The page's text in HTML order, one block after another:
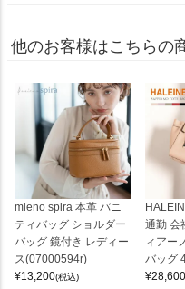
他のお客様はこちらの
mieno spira 本革 バニ
ティバッグ ショルダー
バッグ 鏡付き レディー
ス(07000594r)
¥13,200(税込)
通勤 会
ィアー
バッグ
¥28,600